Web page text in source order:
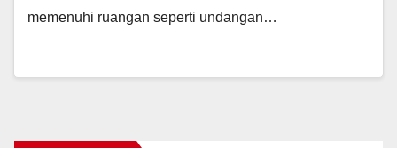
memenuhi ruangan seperti undangan…